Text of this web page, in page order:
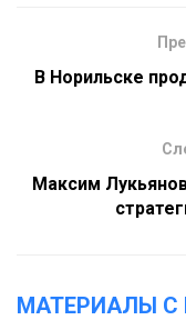
В Норильске
Максим
МАТЕРИАЛЫ С